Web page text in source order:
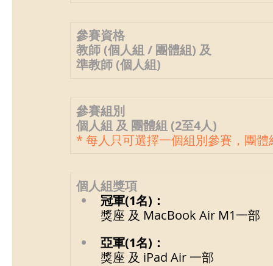
參賽資格
教師 (個人組 / 團體組) 及
準教師 (個人組)
參賽組別
個人組 及 團體組 (2至4人)
* 每人只可選擇一個組別參賽，團
個人組獎項
冠軍(1名)：
獎座 及 MacBook Air M1一部
亞軍(1名)：
獎座 及 iPad Air 一部